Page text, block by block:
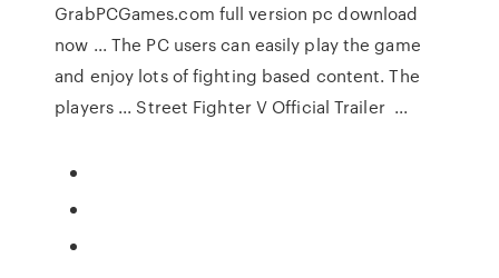
GrabPCGames.com full version pc download
now ... The PC users can easily play the game
and enjoy lots of fighting based content. The
players ... Street Fighter V Official Trailer ...